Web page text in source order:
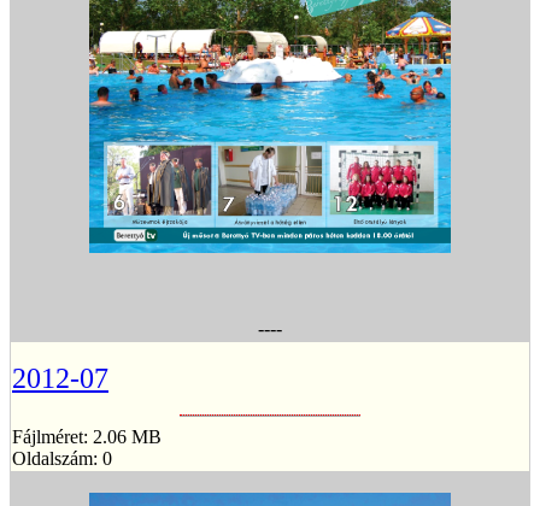
----
2012-07
Fájlméret: 2.06 MB
Oldalszám: 0